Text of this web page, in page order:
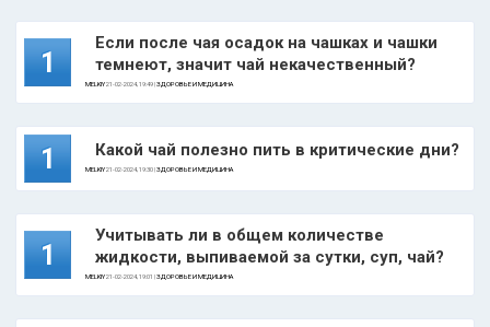
1
Если после чая осадок на чашках и чашки
темнеют, значит чай некачественный?
MELKIY21-02-2024, 19:49 |ЗДОРОВЬЕ И МЕДИЦИНА
1 Какой чай полезно пить в критические дни?
MELKIY21-02-2024, 19:30 |ЗДОРОВЬЕ И МЕДИЦИНА
1
Учитывать ли в общем количестве
жидкости, выпиваемой за сутки, суп, чай?
MELKIY21-02-2024, 19:01 |ЗДОРОВЬЕ И МЕДИЦИНА